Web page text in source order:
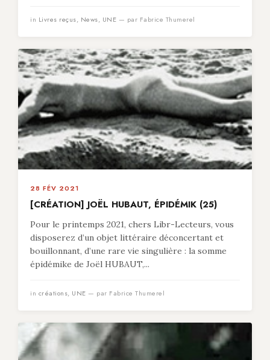
in Livres reçus, News, UNE — par Fabrice Thumerel
28 FÉV 2021
[CRÉATION] JOËL HUBAUT, ÉPIDÉMIK (25)
Pour le printemps 2021, chers Libr-Lecteurs, vous
disposerez d’un objet littéraire déconcertant et
bouillonnant, d’une rare vie singulière : la somme
épidémike de Joël HUBAUT,...
in créations, UNE — par Fabrice Thumerel